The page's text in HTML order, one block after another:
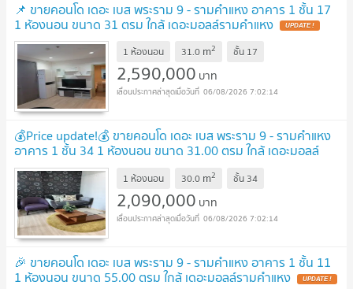
📌 ขายคอนโด เดอะ เบส พระราม 9 - รามคำแหง อาคาร 1 ชั้น 17
1 ห้องนอน ขนาด 31 ตรม ใกล้ เดอะมอลล์รามคำแหง UPDATE !
1 ห้องนอน 31.0 m2 ชั้น 17
2,590,000 บาท
06/08/2026 7:02:14
💰Price update!💰 ขายคอนโด เดอะ เบส พระราม 9 - รามคำแหง
อาคาร 1 ชั้น 34 1 ห้องนอน ขนาด 31.00 ตรม ใกล้ เดอะมอลล์
รามคำแหง NEW !
1 ห้องนอน 30.0 m2 ชั้น 34
2,090,000 บาท
06/08/2026 7:02:14
🎉 ขายคอนโด เดอะ เบส พระราม 9 - รามคำแหง อาคาร 1 ชั้น 11
1 ห้องนอน ขนาด 55.00 ตรม ใกล้ เดอะมอลล์รามคำแหง UPDATE !